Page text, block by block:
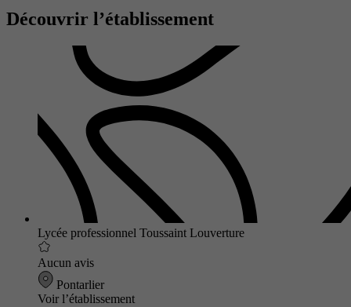
Découvrir l’établissement
Lycée professionnel Toussaint Louverture
Aucun avis
Pontarlier
Voir l’établissement